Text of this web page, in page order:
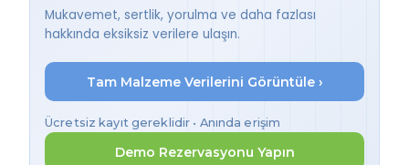
Mukavemet, sertlik, yorulma ve daha fazlası
hakkında eksiksiz verilere ulaşın.
Tam Malzeme Verilerini Görüntüle ›
Ücretsiz kayıt gereklidir • Anında erişim
Demo Rezervasyonu Yapın